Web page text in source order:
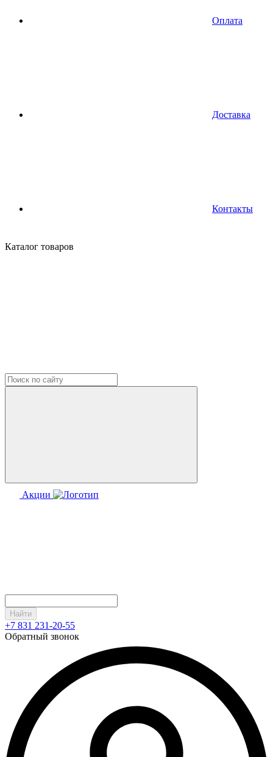
Оплата
Доставка
Контакты
Каталог товаров
Акции
Найти
+7 831 231-20-55
Обратный звонок